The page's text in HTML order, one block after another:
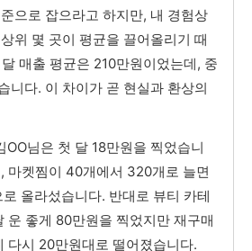
으로 잡으라고 하지만, 내 경험상
위 몇 곳이 평균을 끌어올리기 때
매출 평균은 210만원이었는데, 중
니다. 이 차이가 곧 현실과 환상의
OO님은 첫 달 18만원을 찍었습니
마켓찜이 40개에서 320개로 늘면
올라섰습니다. 반대로 뷰티 카테
운 좋게 80만원을 찍었지만 재구매
다시 20만원대로 떨어졌습니다.